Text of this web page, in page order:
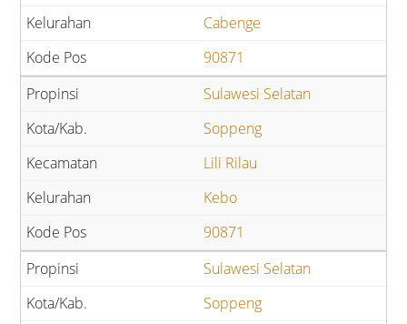
Cabenge
90871
Sulawesi Selatan
Soppeng
Lili Rilau
Kebo
90871
Sulawesi Selatan
Soppeng